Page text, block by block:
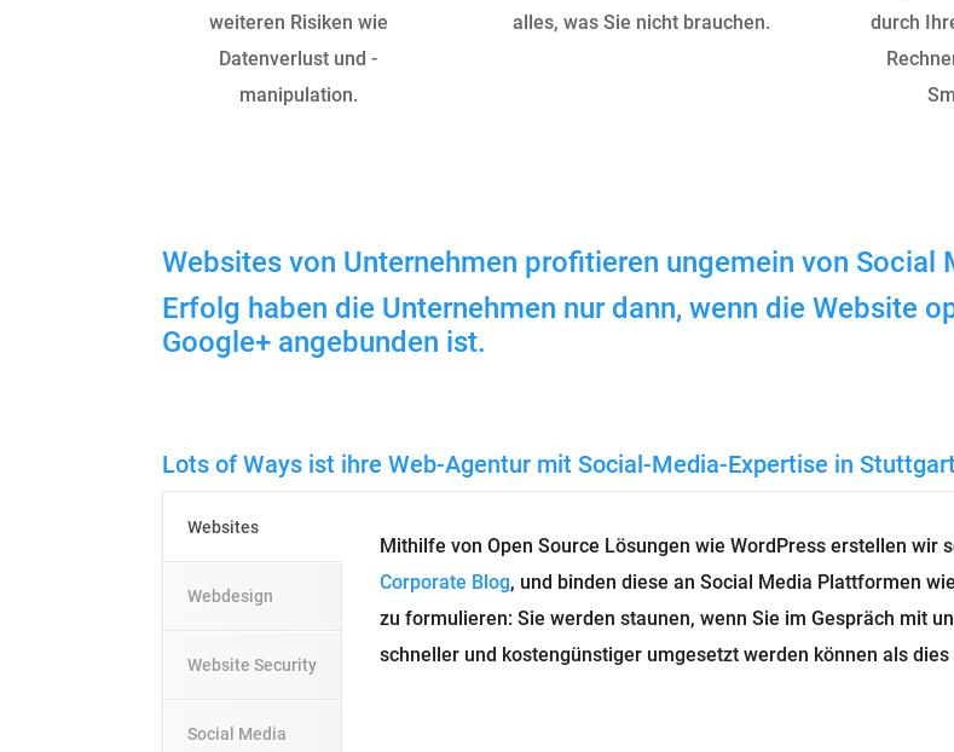
weiteren Risiken wie
Datenverlust und -
manipulation.
alles, was Sie nicht brauchen.
durch
Websites von Unternehmen profitieren ungemein von Social
Erfolg haben die Unternehmen nur dann, wenn die Website
Google+ angebunden ist.
Lots of Ways ist ihre Web-Agentur mit Social-Media-Expertise in
Websites
Webdesign
Website Security
Social Media
WordPress Webdesign muss nicht teuer sein. Wir setzen bei
Corporate Website sehr viel rascher und günstiger verwirklicht
einschließlich Corporate Blog und Anbindung an Social Media.
Zeit- und Budgetaufwand auf, um zum Ziel zu kommen: einer